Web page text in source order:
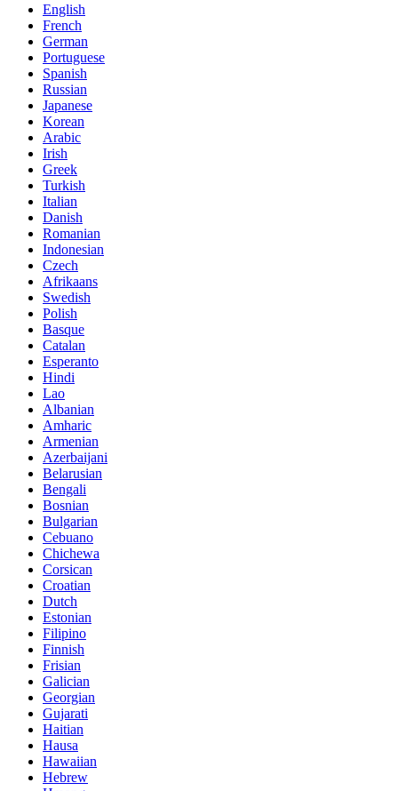
English
French
German
Portuguese
Spanish
Russian
Japanese
Korean
Arabic
Irish
Greek
Turkish
Italian
Danish
Romanian
Indonesian
Czech
Afrikaans
Swedish
Polish
Basque
Catalan
Esperanto
Hindi
Lao
Albanian
Amharic
Armenian
Azerbaijani
Belarusian
Bengali
Bosnian
Bulgarian
Cebuano
Chichewa
Corsican
Croatian
Dutch
Estonian
Filipino
Finnish
Frisian
Galician
Georgian
Gujarati
Haitian
Hausa
Hawaiian
Hebrew